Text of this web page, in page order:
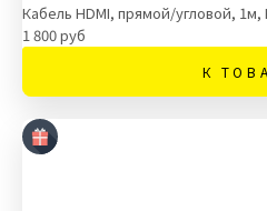
Кабель HDMI, прямой/угловой, 1м,
1 800 руб
К